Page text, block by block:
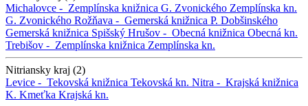
Michalovce - Zemplínska knižnica G. Zvonického Zemplínska kn.
G. Zvonického Rožňava - Gemerská knižnica P. Dobšinského
Gemerská knižnica Spišský Hrušov - Obecná knižnica Obecná kn.
Trebišov - Zemplínska knižnica Zemplínska kn.
Nitriansky kraj (2)
Levice - Tekovská knižnica Tekovská kn. Nitra - Krajská knižnica
K. Kmeťka Krajská kn.